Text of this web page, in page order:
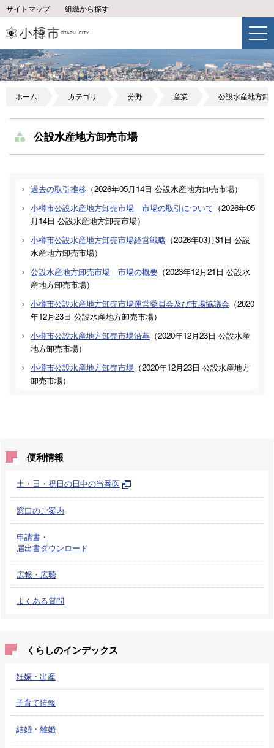
サイトマップ 組織から探す
ホーム カテゴリ 分野 産業 公設水産地方卸
公設水産地方卸売市場
過去の取引推移 （2026年05月14日 公設水産地方卸売市場）
小樽市公設水産地方卸売市場 市場の取引について （2026年05
月14日 公設水産地方卸売市場）
小樽市公設水産地方卸売市場経営戦略 （2026年03月31日 公設
水産地方卸売市場）
公設水産地方卸売市場 市場の概要 （2023年12月21日 公設水
産地方卸売市場）
小樽市公設水産地方卸売市場運営委員会及び市場協議会 （2020
年12月23日 公設水産地方卸売市場）
小樽市公設水産地方卸売市場沿革 （2020年12月23日 公設水産
地方卸売市場）
小樽市公設水産地方卸売市場 （2020年12月23日 公設水産地方
卸売市場）
便利情報
土・日・祝日の日中の当番医
窓口のご案内
申請書・
届出書ダウンロード
広報・広聴
よくある質問
くらしのインデックス
妊娠・出産
子育て情報
結婚・離婚